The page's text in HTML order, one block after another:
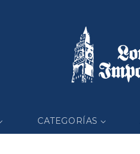
CATEGORÍAS